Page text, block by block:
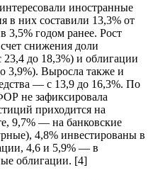
иностранные
в них составили 13,3% от
3,5% годом ранее. Рост
снижения доли
до 18,3%) и облигации
3,9%). Выросла также и
— с 13,9 до 16,3%. По
не зафиксировала
приходится на
9,7% — на банковские
4,8% инвестированы в
4,6 и 5,9% — в
облигации. [4]